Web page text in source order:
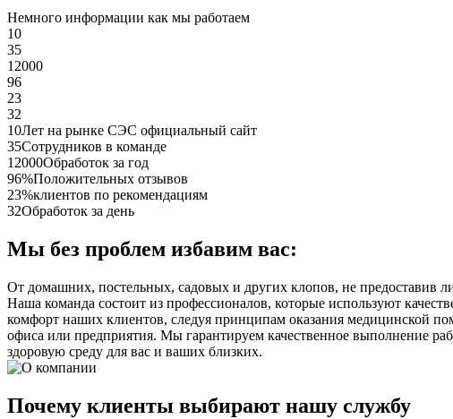
Немного информации как мы работаем
10
35
12000
96
23
32
10Лет на рынке СЭС официальный сайт
35Сотрудников в команде
12000Обработок за год
96%Положительных отзывов
23%клиентов по рекомендациям
32Обработок за день
Мы без проблем избавим вас:
От домашних, постельных, садовых и других клопов, не предоставив
Наша команда состоит из профессионалов, которые используют
комфорт наших клиентов, следуя принципам оказания медицинской
офиса или предприятия. Мы гарантируем качественное выполнение
здоровую среду для вас и ваших близких.
Почему клиенты выбирают нашу службу